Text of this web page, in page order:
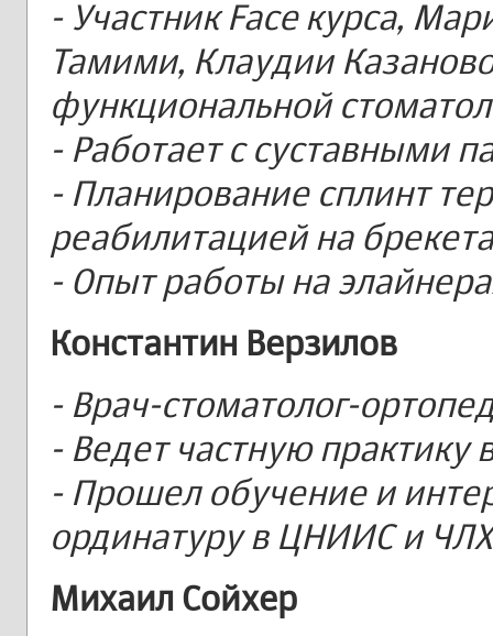
- Участник Face курса,
Тамими, Клаудии
функциональной
- Работает с суставными
- Планирование сплинт
реабилитацией на
- Опыт работы на
Константин Верзилов
- Врач-стоматолог-
- Ведет частную практику
- Прошел обучение и
ординатуру в ЦНИИС и ЧЛХ
Михаил Сойхер